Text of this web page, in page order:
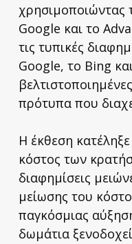
χρησιμοποιώντας
Google και το
τις τυπικές
Google, το Bing
πρότυπα που
Η έκθεση
κόστος των
διαφημίσεις
μείωσης του
παγκόσμιας
δωμάτια